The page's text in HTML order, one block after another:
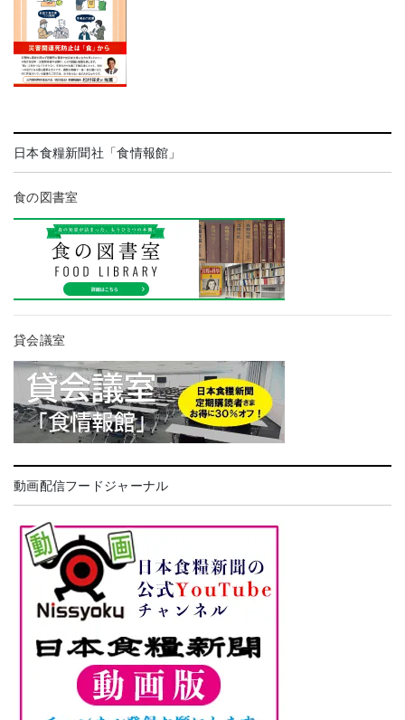
日本食糧新聞社「食情報館」
食の図書室
貸会議室
動画配信フードジャーナル